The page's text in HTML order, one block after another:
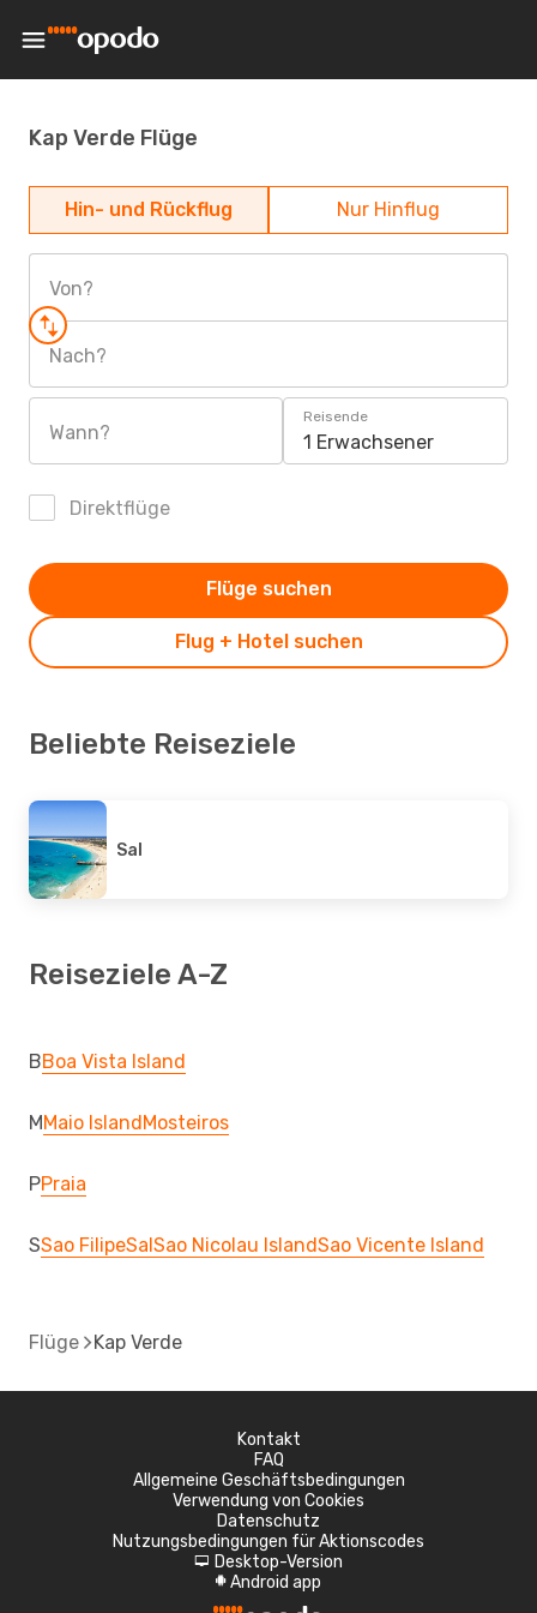
Kap Verde Flüge
Hin- und Rückflug Nur Hinflug
Von?
Nach?
Wann?
Reisende
1 Erwachsener
Direktflüge
Flug + Hotel suchen
Flüge suchen
Beliebte Reiseziele
Sal
Reiseziele A-Z
BBoa Vista Island
MMaio IslandMosteiros
PPraia
SSao FilipeSalSao Nicolau IslandSao Vicente Island
Flüge Kap Verde
Kontakt
FAQ
Allgemeine Geschäftsbedingungen
Verwendung von Cookies
Datenschutz
Nutzungsbedingungen für Aktionscodes
d Desktop-Version
A Android app